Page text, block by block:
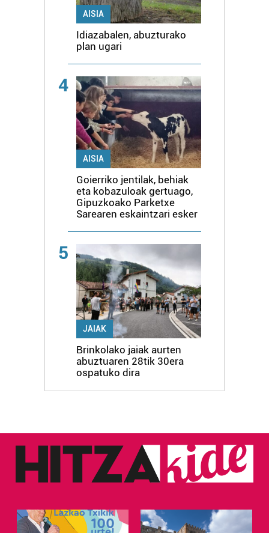
AISIA
Idiazabalen, abuzturako
plan ugari
4
AISIA
Goierriko jentilak, behiak
eta kobazuloak gertuago,
Gipuzkoako Parketxe
Sarearen eskaintzari esker
5
JAIAK
Brinkolako jaiak aurten
abuztuaren 28tik 30era
ospatuko dira